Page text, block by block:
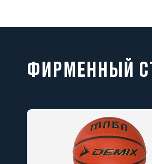
ФИРМЕННЫЙ